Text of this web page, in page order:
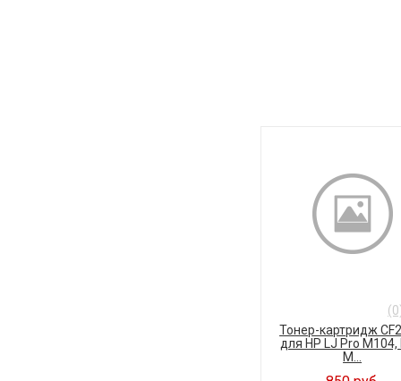
Тонер-картридж
для HP LJ Pro M104,
M...